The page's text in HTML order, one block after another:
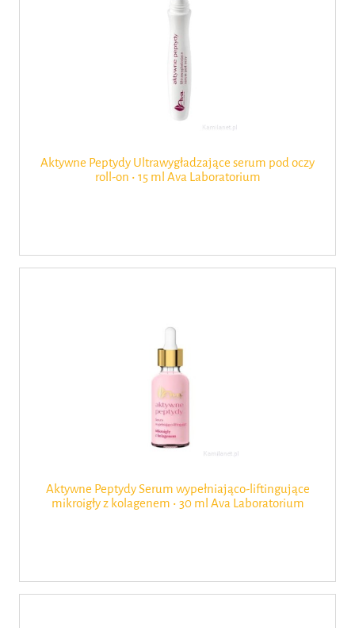
Aktywne Peptydy Ultrawygładzające serum pod oczy
roll-on ‧ 15 ml Ava Laboratorium
Aktywne Peptydy Serum wypełniająco-liftingujące
mikroigły z kolagenem ‧ 30 ml Ava Laboratorium